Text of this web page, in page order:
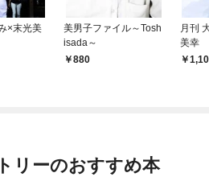
×末光美
美男子ファイル～Tosh
isada～
880
月刊
美幸
リーのおすすめ本